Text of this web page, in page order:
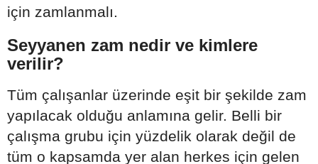
için zamlanmalı.
Seyyanen zam nedir ve kimlere
verilir?
Tüm çalışanlar üzerinde eşit bir şekilde zam
yapılacak olduğu anlamına gelir. Belli bir
çalışma grubu için yüzdelik olarak değil de
tüm o kapsamda yer alan herkes için gelen